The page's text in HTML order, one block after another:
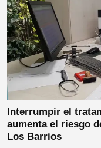
Interrumpir el
aumenta el riesgo
Los Barrios